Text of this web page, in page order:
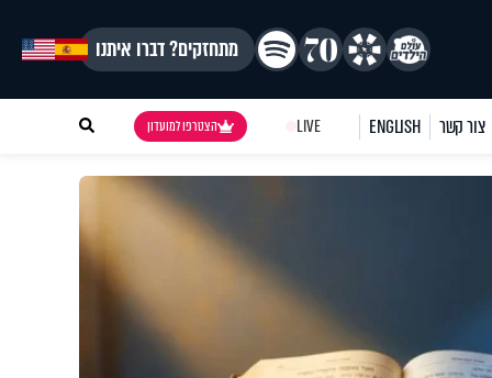
מתחזקים? דברו איתנו
צור קשר ENGLISH
LIVE הצטרפו למועדון